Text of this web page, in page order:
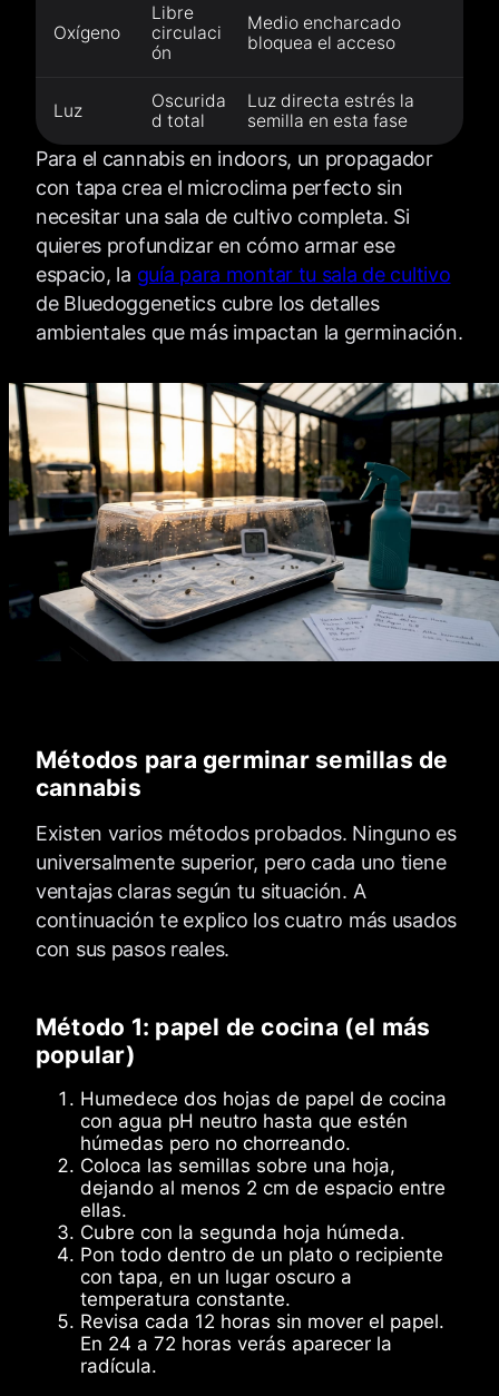
Oxígeno
Libre
circulaci
ón
Medio encharcado
bloquea el acceso
Luz
Oscurida
d total
Luz directa estrés la
semilla en esta fase
Para el cannabis en indoors, un propagador
con tapa crea el microclima perfecto sin
necesitar una sala de cultivo completa. Si
quieres profundizar en cómo armar ese
espacio, la guía para montar tu sala de cultivo
de Bluedoggenetics cubre los detalles
ambientales que más impactan la germinación.
Métodos para germinar semillas de
cannabis
Existen varios métodos probados. Ninguno es
universalmente superior, pero cada uno tiene
ventajas claras según tu situación. A
continuación te explico los cuatro más usados
con sus pasos reales.
Método 1: papel de cocina (el más
popular)
Humedece dos hojas de papel de cocina
con agua pH neutro hasta que estén
húmedas pero no chorreando.
Coloca las semillas sobre una hoja,
dejando al menos 2 cm de espacio entre
ellas.
Cubre con la segunda hoja húmeda.
Pon todo dentro de un plato o recipiente
con tapa, en un lugar oscuro a
temperatura constante.
Revisa cada 12 horas sin mover el papel.
En 24 a 72 horas verás aparecer la
radícula.